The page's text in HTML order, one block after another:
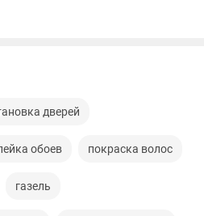
дверей
обоев покраска волос
газель